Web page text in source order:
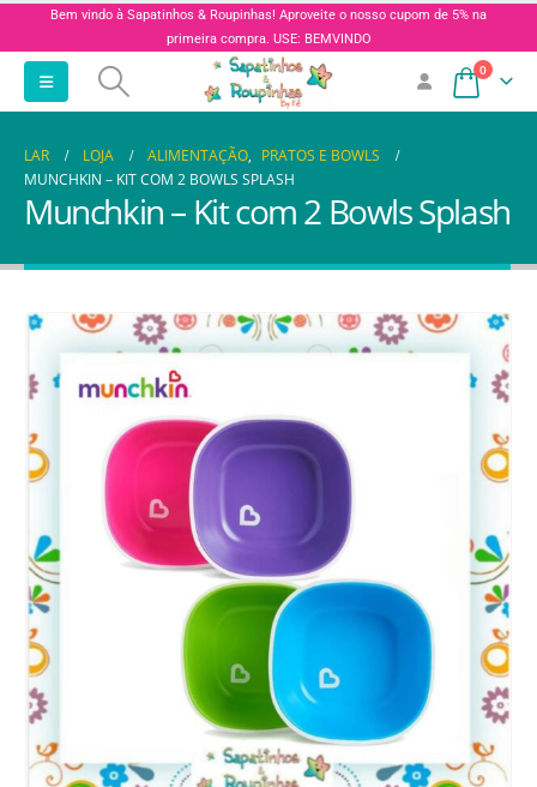
Bem vindo à Sapatinhos & Roupinhas! Aproveite o nosso cupom de 5% na
primeira compra. USE: BEMVINDO
0
LAR LOJA ALIMENTAÇÃO, PRATOS E BOWLS
MUNCHKIN – KIT COM 2 BOWLS SPLASH
Munchkin – Kit com 2 Bowls Splash